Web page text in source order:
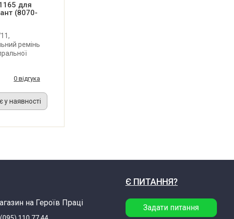
для
(8070-
ремінь
Snap-On
0 відгука
у наявності
на Героїв Праці
Є ПИТАННЯ?
Задати питання